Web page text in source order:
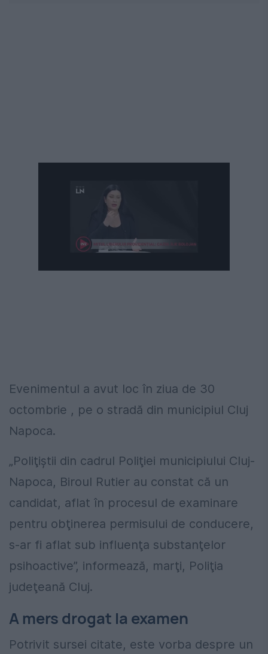
Evenimentul a avut loc în ziua de 30
octombrie , pe o stradă din municipiul Cluj
Napoca.
„Poliţiştii din cadrul Poliţiei municipiului Cluj-
Napoca, Biroul Rutier au constat că un
candidat, aflat în procesul de examinare
pentru obţinerea permisului de conducere,
s-ar fi aflat sub influenţa substanţelor
psihoactive”, informează, marţi, Poliţia
judeţeană Cluj.
A mers drogat la examen
Potrivit sursei citate, este vorba despre un